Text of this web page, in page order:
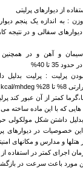
از دیوارهای پرلیتی
: به اندازه یک پنجم
سفالی و در نتیجه
و آهن و در
35 تا 40%
پرلیت : پرلیت بدلیل
هایی که با این ماده
خصوصیات در دیوارهای
هتلها و مدارس و مکانهای